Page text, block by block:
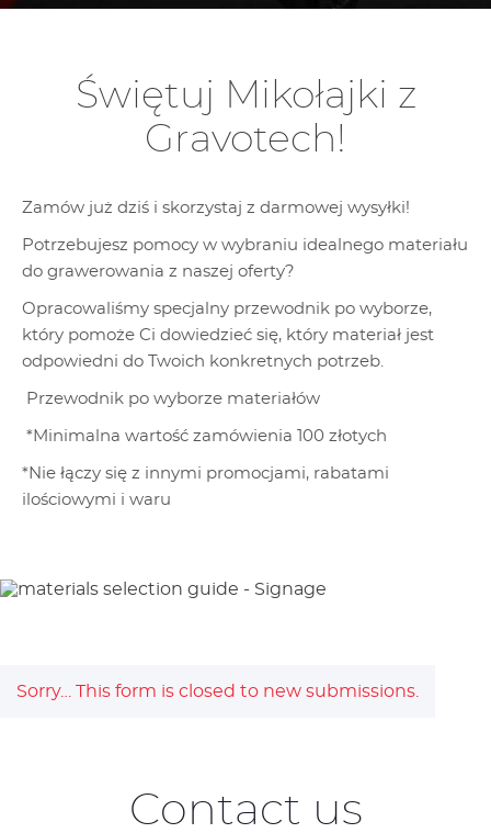
Świętuj Mikołajki z
Gravotech!
Zamów już dziś i skorzystaj z darmowej wysyłki!
Potrzebujesz pomocy w wybraniu idealnego materiału
do grawerowania z naszej oferty?
Opracowaliśmy specjalny przewodnik po wyborze,
który pomoże Ci dowiedzieć się, który materiał jest
odpowiedni do Twoich konkretnych potrzeb.
Przewodnik po wyborze materiałów
*Minimalna wartość zamówienia 100 złotych
*Nie łączy się z innymi promocjami, rabatami
ilościowymi i waru
message
Sorry… This form is closed to new submissions.
Contact us